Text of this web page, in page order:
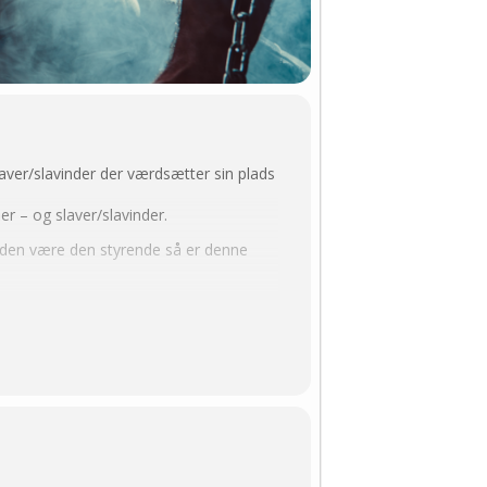
slavinder der værdsætter sin plads
– og slaver/slavinder.
være den styrende så er denne
helt sikker på, at man ikke gør hvis